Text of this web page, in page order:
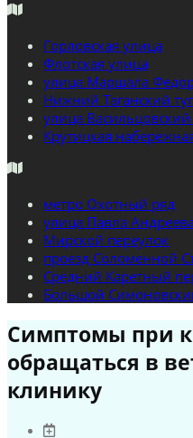
Горловская улица
Флотская улица
улица Маршала
Нижний Таганский
улица Васильцовский
Крутицкая
метро Охотный ряд
улица Павла
Мирской переулок
проезд Соломенной
Средний Каретный
Большой
Симптомы при
обращаться в
клинику